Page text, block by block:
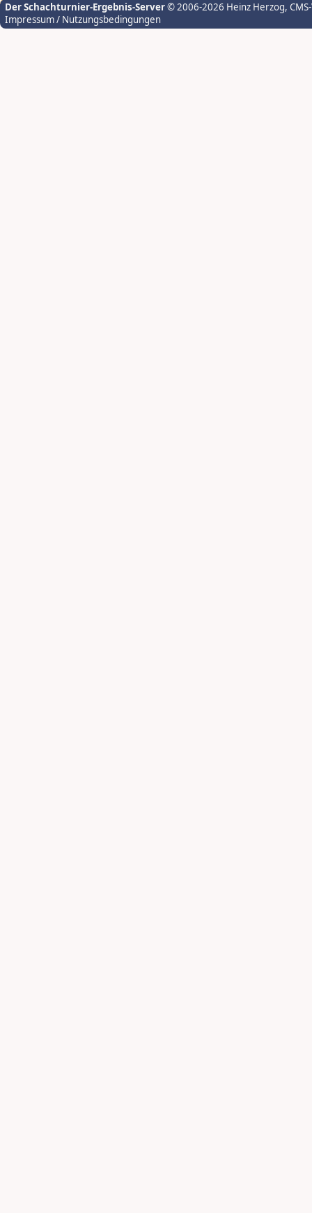
Der Schachturnier-Ergebnis-Server© 2006-2026 Heinz Herzog,
Impressum / Nutzungsbedingungen